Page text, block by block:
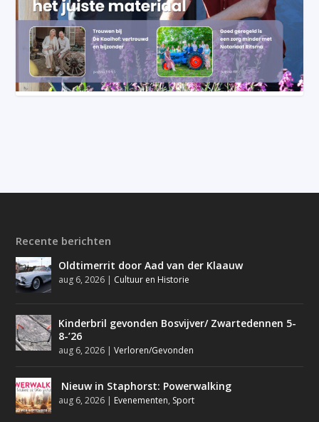
Recente berichten
Oldtimerrit door Aad van der Klaauw
aug 6, 2026 Cultuur en Historie
Kinderbril gevonden Bosvijver/ Zwartedennen 5-
8-’26
aug 6, 2026 |Verloren/Gevonden
Nieuw in Staphorst: Powerwalking
aug 6, 2026 Evenementen, Sport